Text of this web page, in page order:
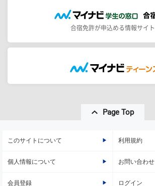
合宿免許が申込める情報サイト
Page Top
このサイトについて 利用規約
個人情報について お問い合わせ
会員登録 ログイン